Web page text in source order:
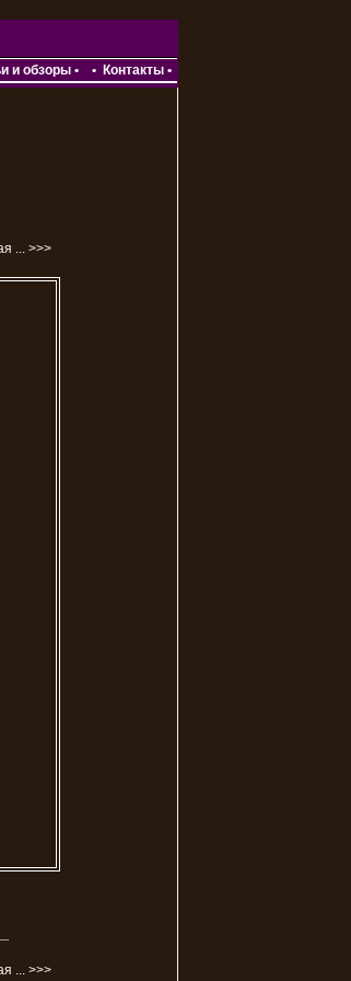
и обзоры• • Контакты•
... >>>
... >>>